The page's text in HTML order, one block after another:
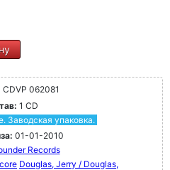
CDVP 062081
1 CD
Заводская упаковка.
01-01-2010
Records
Douglas, Jerry / Douglas,